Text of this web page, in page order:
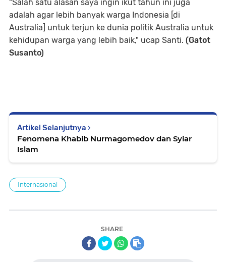
"Salah satu alasan saya ingin ikut tahun ini juga
adalah agar lebih banyak warga Indonesia [di
Australia] untuk terjun ke dunia politik Australia untuk
kehidupan warga yang lebih baik," ucap Santi. (Gatot
Susanto)
Artikel Selanjutnya
Fenomena Khabib Nurmagomedov dan Syiar
Islam
Internasional
SHARE